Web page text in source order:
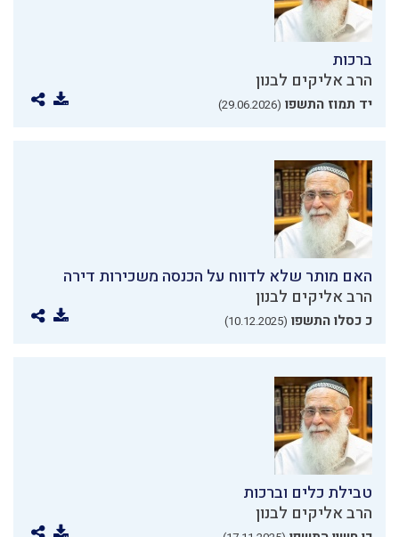
ברכות
הרב אליקים לבנון
יד תמוז התשפו (29.06.2026)
האם מותר שלא לדווח על הכנסה משכירות דירה
הרב אליקים לבנון
כ כסלו התשפו (10.12.2025)
טבילת כלים וברכות
הרב אליקים לבנון